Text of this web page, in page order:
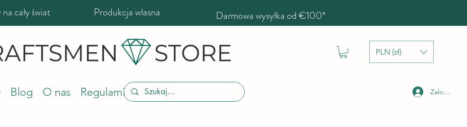
cały świat Produkcja własna Darmowa wysyłka od €100*
PLN (zł)
Blog O nas Regulamin sklepu Zaloguj się